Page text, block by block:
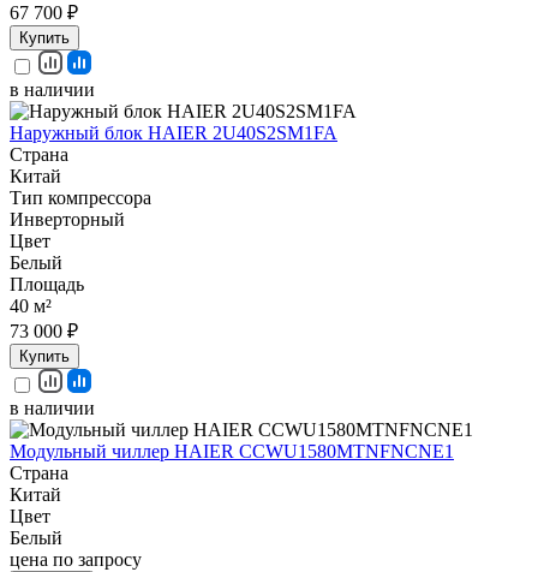
67 700 ₽
Купить
в наличии
Наружный блок HAIER 2U40S2SM1FA
Страна
Китай
Тип компрессора
Инверторный
Цвет
Белый
Площадь
40 м²
73 000 ₽
Купить
в наличии
Модульный чиллер HAIER CCWU1580MTNFNCNE1
Страна
Китай
Цвет
Белый
цена по запросу